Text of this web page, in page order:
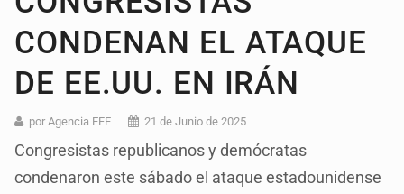
CONDENAN EL ATAQUE
DE EE.UU. EN IRÁN
por Agencia EFE 21 de Junio de 2025
Congresistas republicanos y demócratas
condenaron este sábado el ataque estadounidense